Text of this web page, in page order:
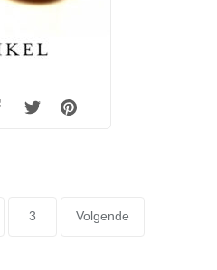
Page
3 Volgende